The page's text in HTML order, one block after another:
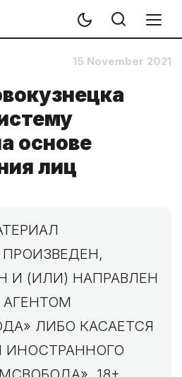
15 November 2021
основе
лиц
И (ИЛИ) НАПРАВЛЕН
ЛИБО КАСАЕТСЯ
ИНОСТРАННОГО